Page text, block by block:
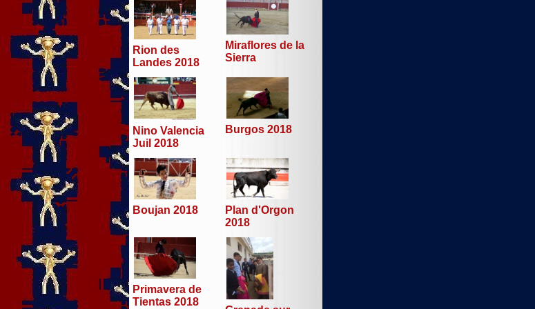
Rion des
Landes 2018
Miraflores de la
Sierra
Nino Valencia
Juil 2018
Burgos 2018
Boujan 2018
Plan d'Orgon
2018
Primavera de
Tientas 2018